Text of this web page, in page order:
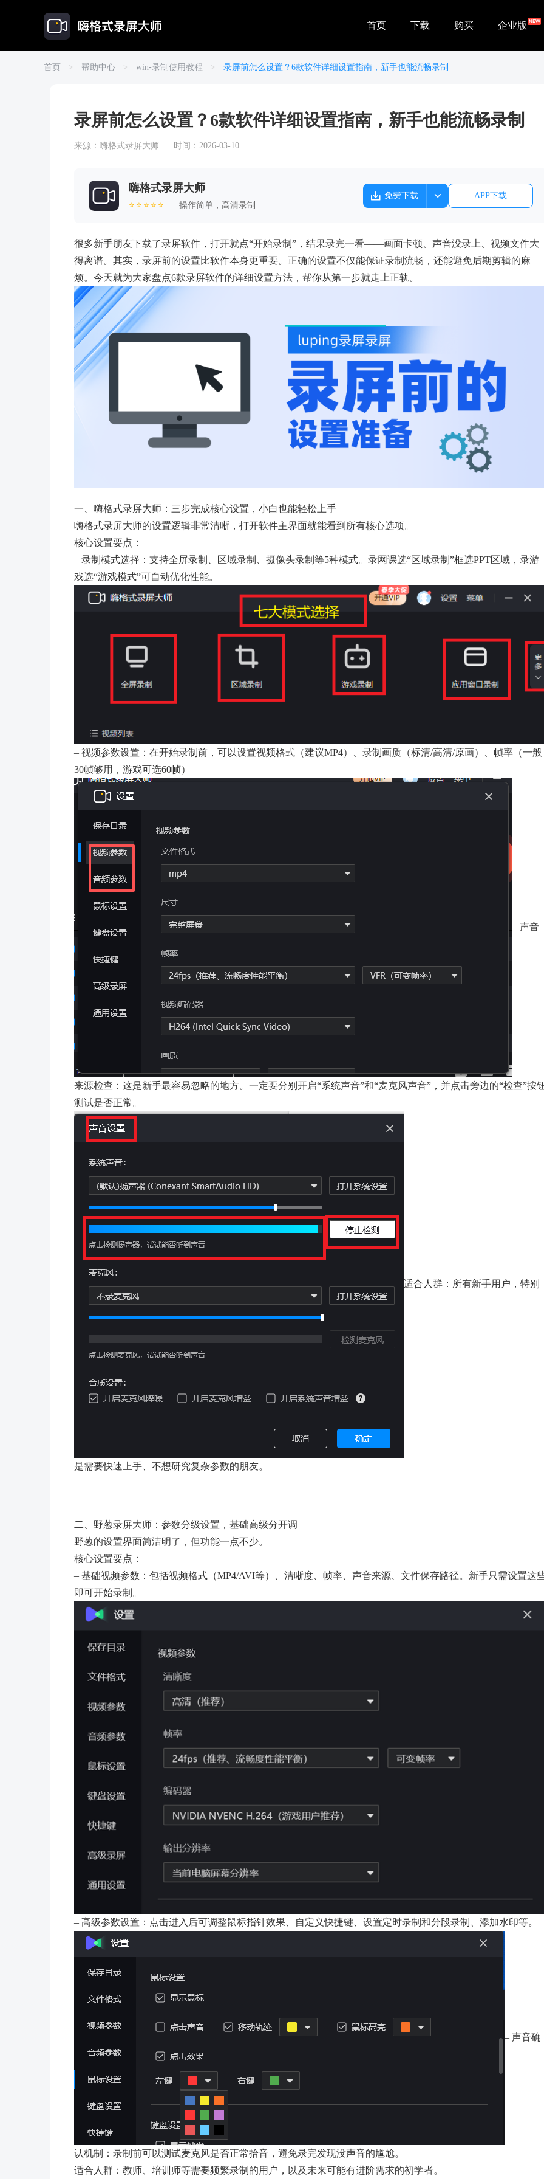
首页 下载 购买 企业版
首页 > 帮助中心 > win-录制使用教程 > 录屏前怎么设置？6款软件详细设置指南，新手也能流畅录制
录屏前怎么设置？6款软件详细设置指南，新手也能流畅录制
来源： 嗨格式录屏大师 时间：2026-03-10
嗨格式录屏大师
⭐⭐⭐⭐⭐ 操作简单，高清录制
免费下载 APP下载
很多新手朋友下载了录屏软件，打开就点“开始录制”，结果录完一看——画面卡顿、声音没录上、视频文件大
得离谱。其实，录屏前的设置比软件本身更重要。正确的设置不仅能保证录制流畅，还能避免后期剪辑的麻
烦。今天就为大家盘点6款录屏软件的详细设置方法，帮你从第一步就走上正轨。
一、嗨格式录屏大师：三步完成核心设置，小白也能轻松上手
嗨格式录屏大师的设置逻辑非常清晰，打开软件主界面就能看到所有核心选项。
核心设置要点：
– 录制模式选择：支持全屏录制、区域录制、摄像头录制等5种模式。录网课选“区域录制”框选PPT区域，录游
戏选“游戏模式”可自动优化性能。
– 视频参数设置：在开始录制前，可以设置视频格式（建议MP4）、录制画质（标清/高清/原画）、帧率（一般
30帧够用，游戏可选60帧）
– 声音
来源检查：这是新手最容易忽略的地方。一定要分别开启“系统声音”和“麦克风声音”，并点击旁边的“检查”按
测试是否正常。
适合人群：所有新手用户，特别
是需要快速上手、不想研究复杂参数的朋友。
二、野葱录屏大师：参数分级设置，基础高级分开调
野葱的设置界面简洁明了，但功能一点不少。
核心设置要点：
– 基础视频参数：包括视频格式（MP4/AVI等）、清晰度、帧率、声音来源、文件保存路径。新手只需设置这
即可开始录制。
– 高级参数设置：点击进入后可调整鼠标指针效果、自定义快捷键、设置定时录制和分段录制、添加水印等。
– 声音确
认机制：录制前可以测试麦克风是否正常拾音，避免录完发现没声音的尴尬。
适合人群：教师、培训师等需要频繁录制的用户，以及未来可能有进阶需求的初学者。